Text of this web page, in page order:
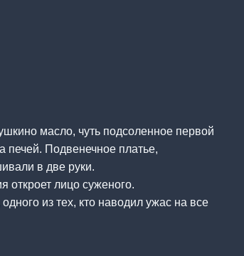
масло, чуть подсоленное первой
печей. Подвенечное платье,
в две руки.
откроет лицо суженого.
из тех, кто наводил ужас на все